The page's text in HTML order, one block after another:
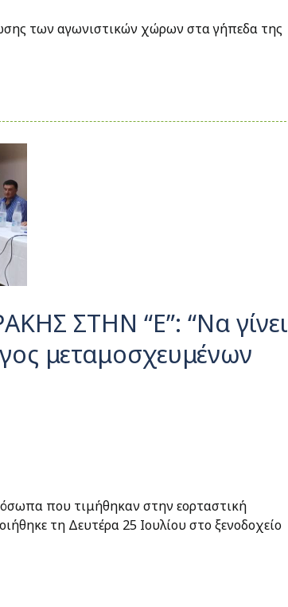
των αγωνιστικών χώρων στα γήπεδα της
ΣΤΗΝ “Ε”: “Να γίνει
μεταμοσχευμένων
που τιμήθηκαν στην εορταστική
τη Δευτέρα 25 Ιουλίου στο ξενοδοχείο